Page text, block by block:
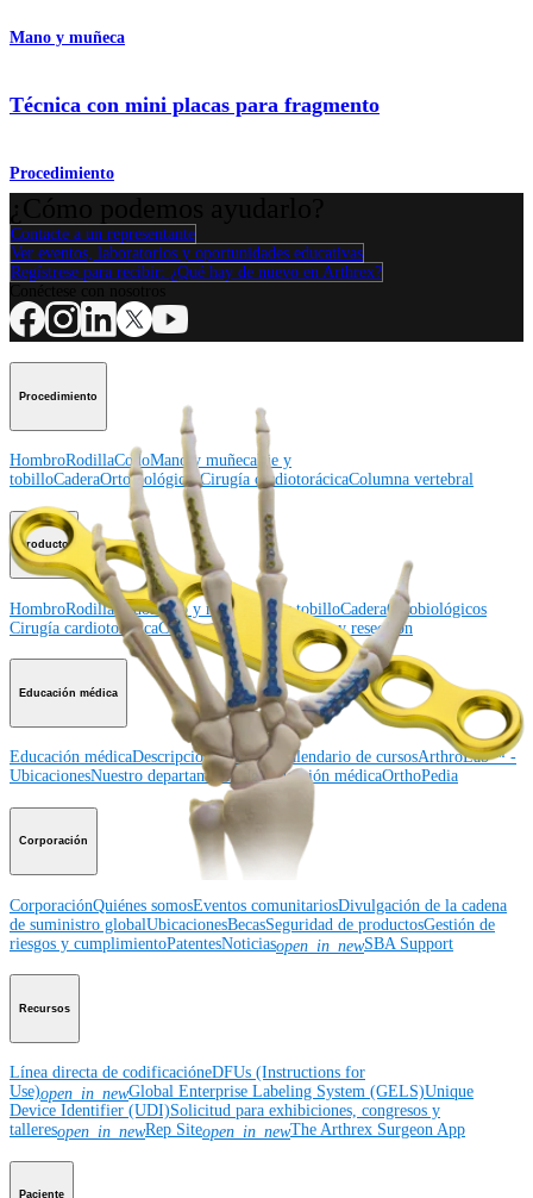
Mano y muñeca
Técnica con mini placas para fragmento
Procedimiento
Contacte a un representante
Ver eventos, laboratorios y oportunidades educativas
Regístrese para recibir: ¿Qué hay de nuevo en Arthrex?
Procedimiento
HombroRodillaCodoMano y muñeca Pie y
tobilloCaderaOrtobiológicosCirugía cardiotorácicaColumna vertebral
Producto
HombroRodillaCodoMano y muñeca Pie y tobilloCaderaOrtobiológicos
Cirugía cardiotorácicaColumna vertebral Imagen y resección
Educación médica
Educación médicaDescripción de cursos Calendario de cursosArthroLab™ -
UbicacionesNuestro departamento de educación médicaOrthoPedia
Corporación
CorporaciónQuiénes somosEventos comunitariosDivulgación de la cadena
de suministro globalUbicacionesBecasSeguridad de productosGestión de
riesgos y cumplimientoPatentesNoticiasopen_in_newSBA Support
Recursos
Línea directa de codificacióneDFUs (Instructions for
Use)open_in_newGlobal Enterprise Labeling System (GELS)Unique
Device Identifier (UDI)Solicitud para exhibiciones, congresos y
talleresopen_in_newRep Siteopen_in_newThe Arthrex Surgeon App
Paciente